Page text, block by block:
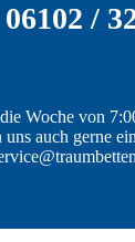
06102 /
Woche von
uns auch gerne